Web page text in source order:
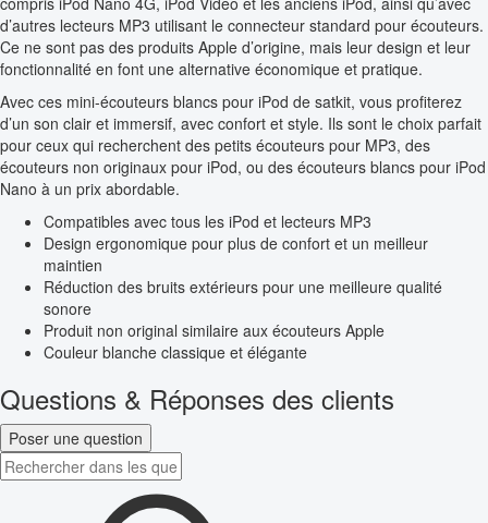
d’autres lecteurs MP3 utilisant le connecteur standard pour écouteurs.
Ce ne sont pas des produits Apple d’origine, mais leur design et leur
fonctionnalité en font une alternative économique et pratique.
Avec ces mini-écouteurs blancs pour iPod de satkit, vous profiterez
d’un son clair et immersif, avec confort et style. Ils sont le choix parfait
pour ceux qui recherchent des petits écouteurs pour MP3, des
écouteurs non originaux pour iPod, ou des écouteurs blancs pour iPod
Nano à un prix abordable.
Compatibles avec tous les iPod et lecteurs MP3
Design ergonomique pour plus de confort et un meilleur
maintien
Réduction des bruits extérieurs pour une meilleure qualité
sonore
Produit non original similaire aux écouteurs Apple
Couleur blanche classique et élégante
Questions & Réponses des clients
Poser une question